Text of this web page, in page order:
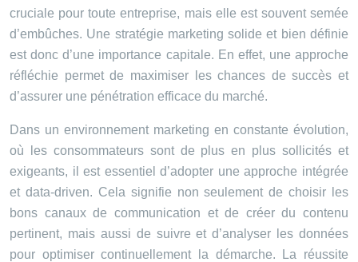
cruciale pour toute entreprise, mais elle est souvent semée
d’embûches. Une stratégie marketing solide et bien définie
est donc d’une importance capitale. En effet, une approche
réfléchie permet de maximiser les chances de succès et
d’assurer une pénétration efficace du marché.
Dans un environnement marketing en constante évolution,
où les consommateurs sont de plus en plus sollicités et
exigeants, il est essentiel d’adopter une approche intégrée
et data-driven. Cela signifie non seulement de choisir les
bons canaux de communication et de créer du contenu
pertinent, mais aussi de suivre et d’analyser les données
pour optimiser continuellement la démarche. La réussite